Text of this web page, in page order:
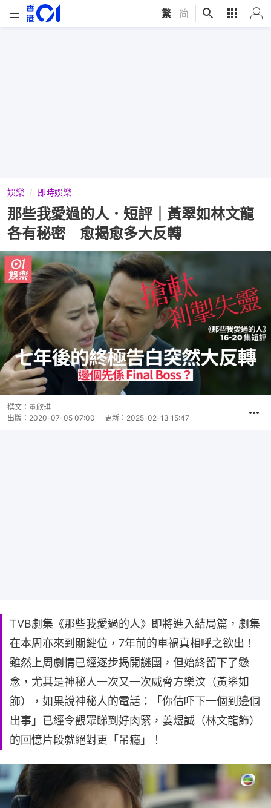
繁 简
娛樂 即時娛樂
那些我愛過的人．短評｜黃翠如林文龍
各有秘密 愈揭愈多大反轉
撰文： 董欣琪
出版： 2020-07-05 07:00 更新： 2025-02-13 15:47
TVB劇集《那些我愛過的人》即將進入結局篇，劇集
在本周亦來到關鍵位，7年前的車禍真相呼之欲出！
雖然上周劇情已經逐步揭開謎團，但始終留下了懸
念，尤其是神秘人一次又一次威脅方樂汶（黃翠如
飾），如果說神秘人的電話：「你估吓下一個到邊個
出事」已經令觀眾睇到好肉緊，姜煜誠（林文龍飾）
的回憶片段就絕對更「吊癮」！